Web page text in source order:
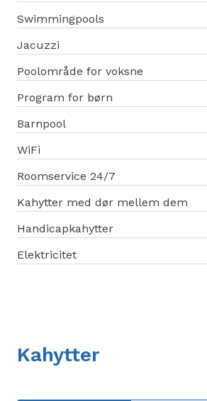
Swimmingpools
Jacuzzi
Poolområde for voksne
Program for børn
Barnpool
WiFi
Roomservice 24/7
Kahytter med dør mellem dem
Handicapkahytter
Elektricitet
Kahytter